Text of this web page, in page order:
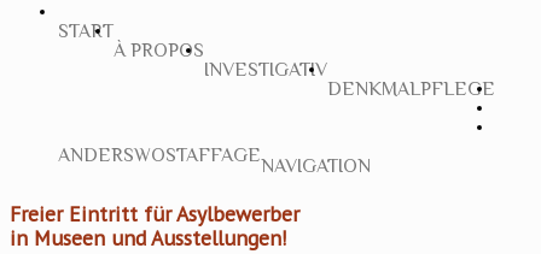
START
À PROPOS
INVESTIGATIV
DENKMALPFLEGE
ANDERSWOSTAFFAGENAVIGATION
Freier Eintritt für Asylbewerber
in Museen und Ausstellungen!